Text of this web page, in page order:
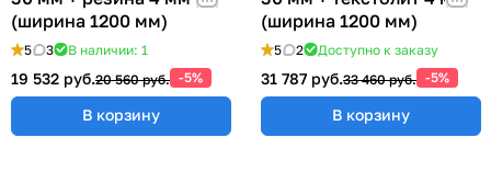
(ширина 1200 мм)
5 3 В наличии: 1
19 532 руб.20 560 руб. -5%
В корзину
(ширина 1200 мм)
5 2 Доступно к заказу
31 787 руб.33 460 руб. -5%
В корзину